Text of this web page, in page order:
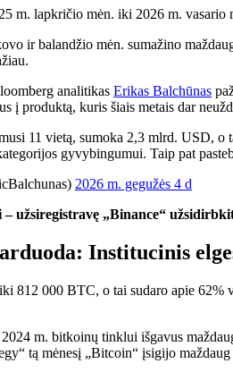
m. lapkričio mėn. iki 2026 m. vasario
ir balandžio mėn. sumažino
analitikas Erikas Balchūnas
į produktą, kuris šiais metais dar
11 vietą, sumoka 2,3 mlrd. USD, o
gyvybingumui. Taip pat
2026 m. gegužės 4 d
užsiregistravę „Binance“
Institucinis
812 000 BTC, o tai sudaro apie
m. bitkoinų tinklui išgavus
tą mėnesį „Bitcoin“ įsigijo